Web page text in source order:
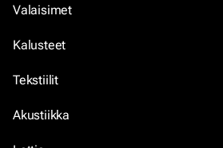
Valaisimet
Kalusteet
Tekstiilit
Akustiikka